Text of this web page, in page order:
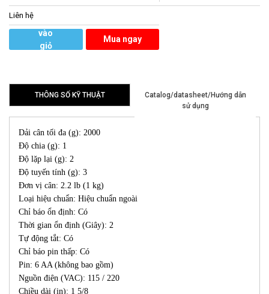
Liên hệ
vào
giỏ
Mua ngay
THÔNG SỐ KỸ THUẬT
Catalog/datasheet/Hướng dẫn
sử dụng
Dải cân tối đa (g): 2000
Độ chia (g): 1
Độ lặp lại (g): 2
Độ tuyến tính (g): 3
Đơn vị cân: 2.2 lb (1 kg)
Loại hiệu chuẩn: Hiệu chuẩn ngoài
Chỉ báo ổn định: Có
Thời gian ổn định (Giây): 2
Tự động tắt: Có
Chỉ báo pin thấp: Có
Pin: 6 AA (không bao gồm)
Nguồn điện (VAC): 115 / 220
Chiều dài (in): 1 5/8